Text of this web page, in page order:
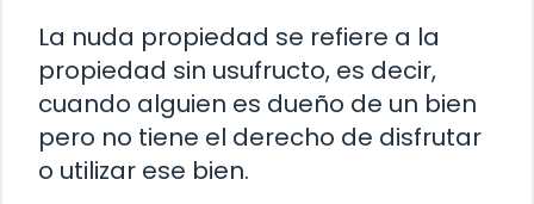
La nuda propiedad se refiere a la
propiedad sin usufructo, es decir,
cuando alguien es dueño de un bien
pero no tiene el derecho de disfrutar
o utilizar ese bien.